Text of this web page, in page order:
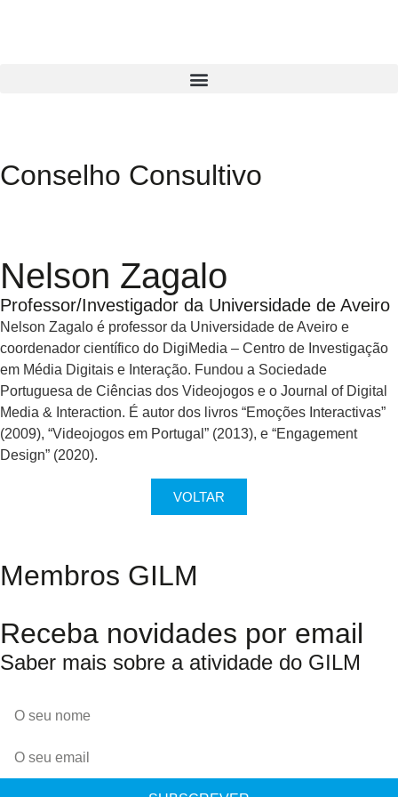
Conselho Consultivo
Nelson Zagalo
Professor/Investigador da Universidade de Aveiro
Nelson Zagalo é professor da Universidade de Aveiro e
coordenador científico do DigiMedia – Centro de Investigação
em Média Digitais e Interação. Fundou a Sociedade
Portuguesa de Ciências dos Videojogos e o Journal of Digital
Media & Interaction. É autor dos livros “Emoções Interactivas”
(2009), “Videojogos em Portugal” (2013), e “Engagement
Design” (2020).
VOLTAR
Membros GILM
Receba novidades por email
Saber mais sobre a atividade do GILM